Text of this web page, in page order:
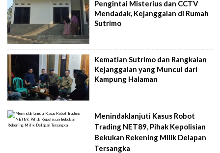
Pengintai Misterius dan CCTV
Mendadak, Kejanggalan di Rumah
Sutrimo
Kematian Sutrimo dan Rangkaian
Kejanggalan yang Muncul dari
Kampung Halaman
Menindaklanjuti Kasus Robot
Trading NET89, Pihak Kepolisian
Bekukan Rekening Milik Delapan
Tersangka